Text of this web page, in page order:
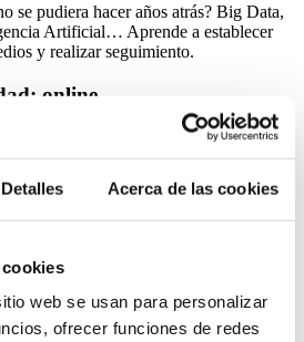
Detalles Acerca de las cookies
web se usan para personalizar
ofrecer funciones de redes
se pudiera hacer años atrás? Big Data,
Artificial… Aprende a establecer
y realizar seguimiento.
online
Digital
de la formación.